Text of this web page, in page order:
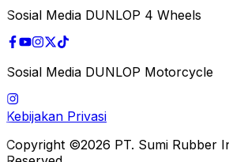
Sosial Media DUNLOP 4 Wheels
Sosial Media DUNLOP Motorcycle
Kebijakan Privasi
Copyright ©2026 PT. Sumi Rubber